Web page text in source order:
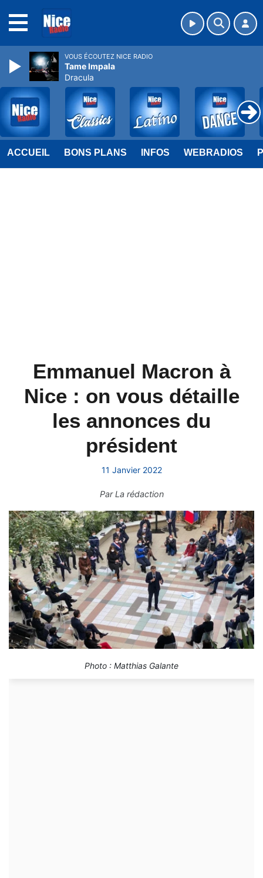
ACCUEIL BONS PLANS INFOS WEBRADIOS
Emmanuel Macron à
Nice : on vous détaille
les annonces du
président
11 Janvier 2022
ParLa rédaction
Photo : Matthias Galante
VOUS ÉCOUTEZ NICE RADIO
Tame Impala
Dracula